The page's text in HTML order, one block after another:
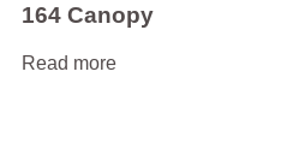
164 Canopy
Read more